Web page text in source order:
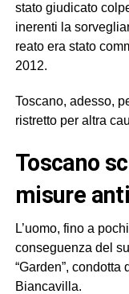
stato giudicato
inerenti la
reato era stato
2012.
Toscano, adesso,
ristretto per altra
Toscano
misure
L’uomo, fino a
conseguenza del
“Garden”, condotta
Biancavilla.